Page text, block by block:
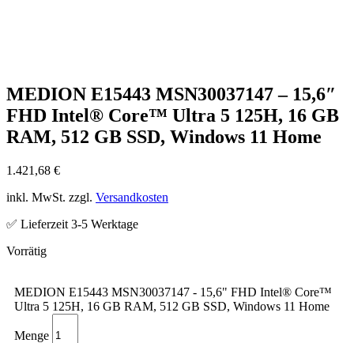
MEDION E15443 MSN30037147 – 15,6″
FHD Intel® Core™ Ultra 5 125H, 16 GB
RAM, 512 GB SSD, Windows 11 Home
1.421,68 €
inkl. MwSt. zzgl. Versandkosten
✅ Lieferzeit 3-5 Werktage
MEDION E15443 MSN30037147 - 15,6" FHD Intel® Core™
Ultra 5 125H, 16 GB RAM, 512 GB SSD, Windows 11 Home
Menge